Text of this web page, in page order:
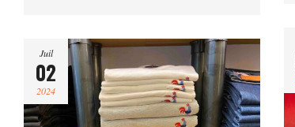
Juil
02
2024